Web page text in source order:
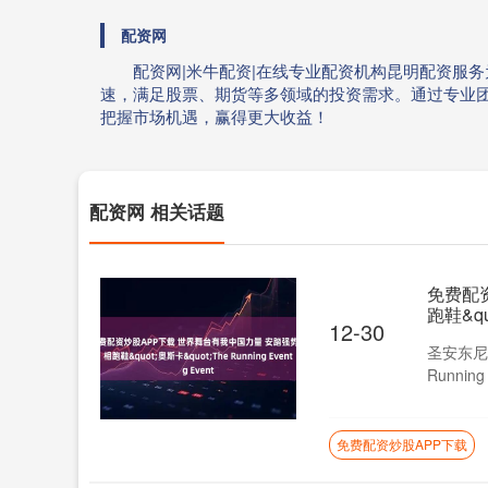
配资网
配资网|米牛配资|在线专业配资机构昆明配资服
速，满足股票、期货等多领域的投资需求。通过专
把握市场机遇，赢得更大收益！
配资网 相关话题
12-30
免费配
跑鞋
圣安东
免费配资炒股APP下载